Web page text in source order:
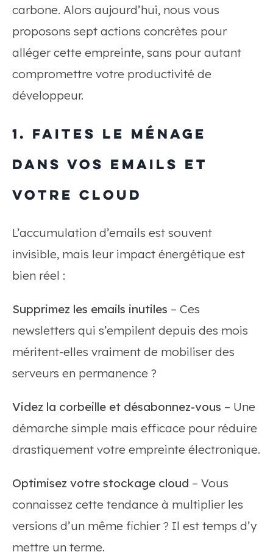
carbone. Alors aujourd’hui, nous vous
proposons sept actions concrètes pour
alléger cette empreinte, sans pour autant
compromettre votre productivité de
développeur.
1. Faites le ménage
dans vos emails et
votre cloud
L’accumulation d’emails est souvent
invisible, mais leur impact énergétique est
bien réel :
Supprimez les emails inutiles – Ces
newsletters qui s’empilent depuis des mois
méritent-elles vraiment de mobiliser des
serveurs en permanence ?
Videz la corbeille et désabonnez-vous – Une
démarche simple mais efficace pour réduire
drastiquement votre empreinte électronique.
Optimisez votre stockage cloud – Vous
connaissez cette tendance à multiplier les
versions d’un même fichier ? Il est temps d’y
mettre un terme.